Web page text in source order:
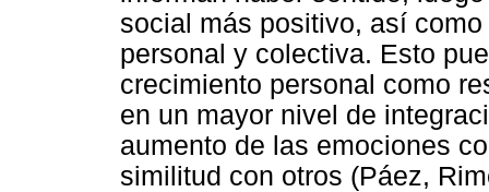
social más positivo, así
personal y colectiva. Esto
crecimiento personal como
en un mayor nivel de
aumento de las emociones
similitud con otros (Páez,